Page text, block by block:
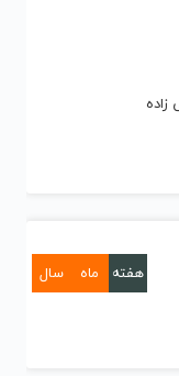
زاده
هفته ماه سال